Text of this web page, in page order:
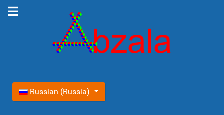
Выберите язык
Russian (Russia)